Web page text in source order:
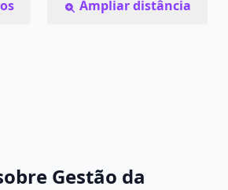
Ampliar distância
Gestão da